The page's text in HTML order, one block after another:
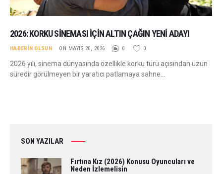
2026: KORKU SINEMASI İÇIN ALTIN ÇAĞIN YENI ADAYI
HABERIN OLSUN ON MAYIS 20, 2026 0 0
2026 yılı, sinema dünyasında özellikle korku türü açısından uzun
süredir görülmeyen bir yaratıcı patlamaya sahne…
SON YAZILAR
Fırtına Kız (2026) Konusu Oyuncuları ve
Neden İzlemelisin